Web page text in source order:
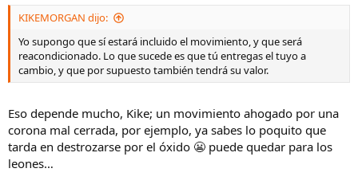
s
KIKEMORGAN dijo:
Yo supongo que sí estará incluido el movimiento, y que será
reacondicionado. Lo que sucede es que tú entregas el tuyo a
cambio, y que por supuesto también tendrá su valor.
Eso depende mucho, Kike; un movimiento ahogado por una
corona mal cerrada, por ejemplo, ya sabes lo poquito que
tarda en destrozarse por el óxido 😬 puede quedar para los
leones…